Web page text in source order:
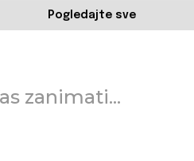
Pogledajte sve
zanimati...